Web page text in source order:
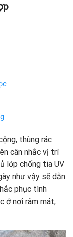
thùng rác
cân nhắc vị trí
lớp chống tia UV
như vậy sẽ dẫn
phục tình
ở nơi râm mát,